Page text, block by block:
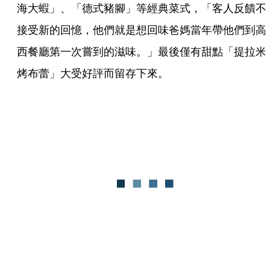
海大蝦」、「德式豬腳」等經典菜式，「客人反饋不
接受新的回憶，他們就是想回味爸媽當年帶他們到高
西餐廳第一次嘗到的滋味。」最後僅有甜點「提拉米
烤布蕾」大受好評而留存下來。